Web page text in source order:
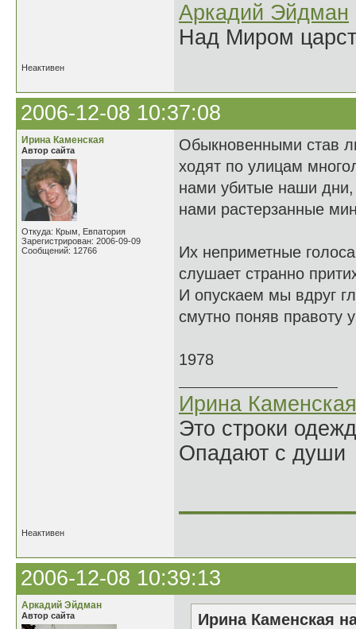
Аркадий Эйдман
Над Миром
Неактивен
2006-12-08 10:37:08
Ирина Каменская
Автор сайта
Откуда: Крым, Евпатория
Зарегистрирован: 2006-09-09
Сообщений: 12766
Обыкновенными став
ходят по улицам
нами убитые наши дни,
нами растерзанные
Их неприметные голоса
слушает странно
И опускаем мы вдруг
смутно поняв правоту
1978
Ирина Каменская
Это строки
Опадают с души
Неактивен
2006-12-08 10:39:13
Аркадий Эйдман
Автор сайта
Ирина Каменская